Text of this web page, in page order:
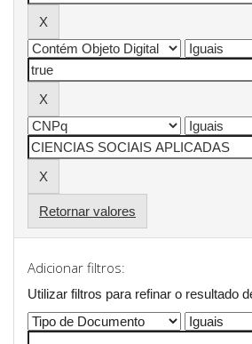
Retornar valores
Adicionar filtros:
Utilizar filtros para refinar o resultado